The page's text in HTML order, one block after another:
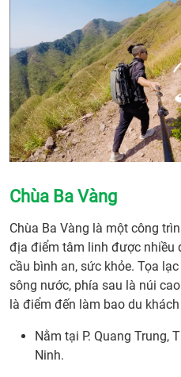
Chùa Ba Vàng
Chùa Ba Vàng là một công
địa điểm tâm linh được nhiều
cầu bình an, sức khỏe. Tọa
sông nước, phía sau là núi
là điểm đến làm bao du
Nằm tại P. Quang Trung,
Ninh.